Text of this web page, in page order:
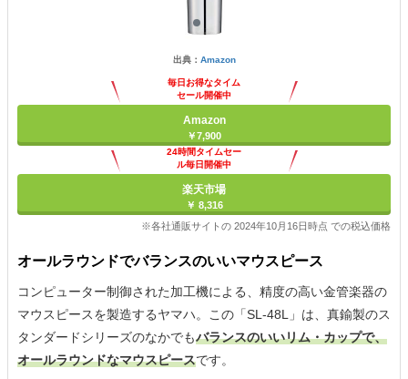
出典： Amazon
毎日お得なタイム
セール開催中
Amazon
￥7,900
24時間タイムセー
ル毎日開催中
楽天市場
￥ 8,316
※各社通販サイトの 2024年10月16日時点 での税込価格
オールラウンドでバランスのいいマウスピース
コンピューター制御された加工機による、精度の高い金管楽器の
マウスピースを製造するヤマハ。この「SL-48L」は、真鍮製のス
タンダードシリーズのなかでもバランスのいいリム・カップで、
オールラウンドなマウスピースです。